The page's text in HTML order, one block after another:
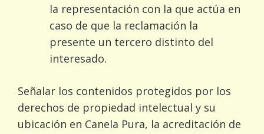
la representación con la que actúa en
caso de que la reclamación la
presente un tercero distinto del
interesado.
Señalar los contenidos protegidos por los
derechos de propiedad intelectual y su
ubicación en Canela Pura, la acreditación de